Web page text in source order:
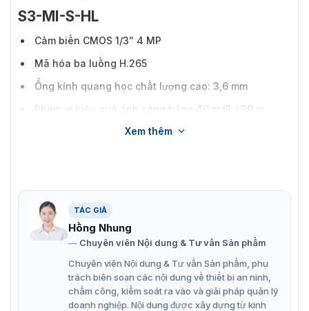
S3-MI-S-HL
Cảm biến CMOS 1/3” 4 MP
Mã hóa ba luồng H.265
Ống kính quang học chất lượng cao: 3,6 mm
Phạm vi hiệu quả ánh sáng trắng 40 m IR / 30 m
Đèn lai thông minh (ánh sáng trắng & đèn tích hợp
Thuật toán phân loại thông minh được nhúng dựa
trên công nghệ thị giác máy tính
Hỗ trợ nhiều tính năng phân tích video thông minh
Hỗ trợ nhiều trình duyệt web client
Xem từ xa với ứng dụng di động tương thích với ZKBio
Xem thêm
TÁC GIẢ
Hồng Nhung
Chuyên viên Nội dung & Tư vấn Sản phẩm
Chuyên viên Nội dung & Tư vấn Sản phẩm, phụ
trách biên soạn các nội dung về thiết bị an ninh,
chấm công, kiểm soát ra vào và giải pháp quản lý
doanh nghiệp. Nội dung được xây dựng từ kinh